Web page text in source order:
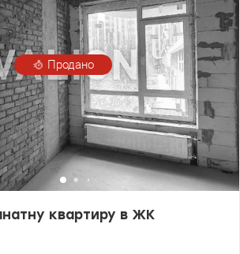
ринок, відділення нової пошти, 2 школи,
парк «Теремки», «Голосіївський»,
станції метро «Теремки» — 700 метрів.
ремонт.
Продано
квартиру в ЖК